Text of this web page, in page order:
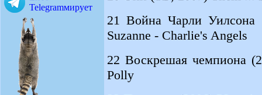
Telegramмирует
21 Война Чарли
Suzanne - Charlie's Angels
22 Воскрешая чемпиона
Polly